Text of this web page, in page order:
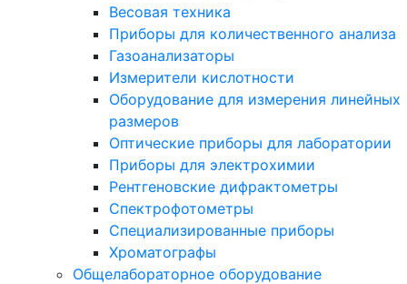
Весовая техника
Приборы для количественного анализа
Газоанализаторы
Измерители кислотности
Оборудование для измерения линейных
размеров
Оптические приборы для лаборатории
Приборы для электрохимии
Рентгеновские дифрактометры
Спектрофотометры
Специализированные приборы
Хроматографы
Общелабораторное оборудование